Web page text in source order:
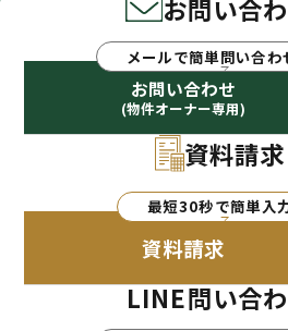
お問い合
メールで簡単問い合わ
お問い合わせ
(物件オーナー専用)
資料請求
最短30秒で簡単入
資料請求
LINE問い合